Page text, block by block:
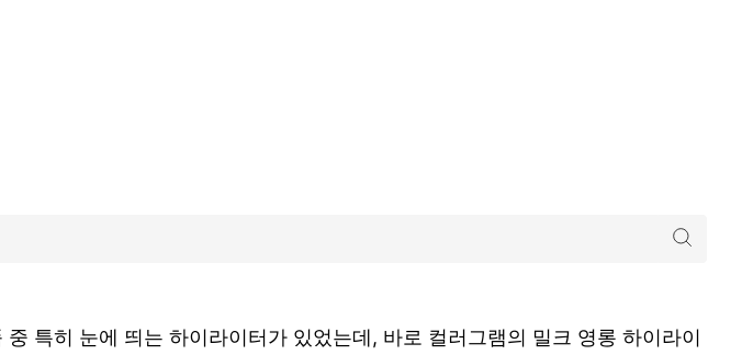
특히 눈에 띄는 하이라이터가 있었는데, 바로 컬러그램의 밀크 영롱 하이라이